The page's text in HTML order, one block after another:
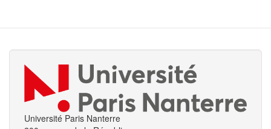
Université Paris Nanterre